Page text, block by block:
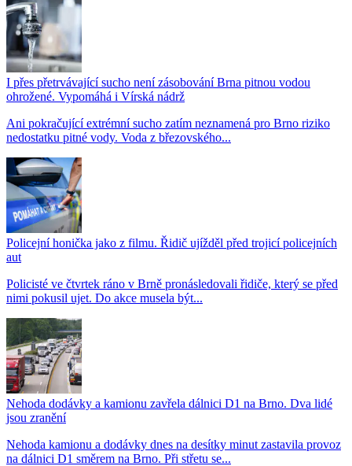
I přes přetrvávající sucho není zásobování Brna pitnou vodou
ohrožené. Vypomáhá i Vírská nádrž
Ani pokračující extrémní sucho zatím neznamená pro Brno riziko
nedostatku pitné vody. Voda z březovského...
Policejní honička jako z filmu. Řidič ujížděl před trojicí policejních
aut
Policisté ve čtvrtek ráno v Brně pronásledovali řidiče, který se před
nimi pokusil ujet. Do akce musela být...
Nehoda dodávky a kamionu zavřela dálnici D1 na Brno. Dva lidé
jsou zranění
Nehoda kamionu a dodávky dnes na desítky minut zastavila provoz
na dálnici D1 směrem na Brno. Při střetu se...